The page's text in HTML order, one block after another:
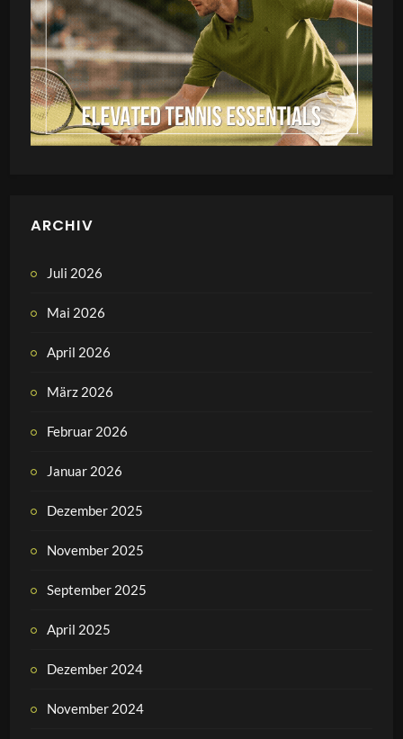
ARCHIV
Juli 2026
Mai 2026
April 2026
März 2026
Februar 2026
Januar 2026
Dezember 2025
November 2025
September 2025
April 2025
Dezember 2024
November 2024